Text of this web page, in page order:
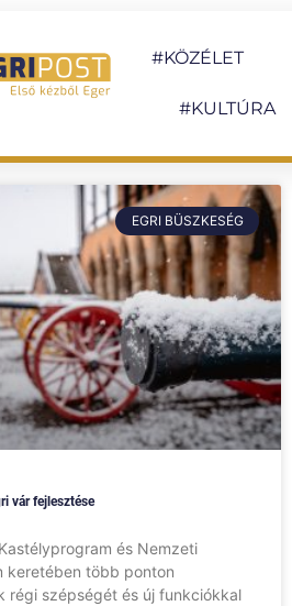
#KÖZÉLET
#KULTÚRA
EGRI BÜSZKESÉG
vár fejlesztése
és Nemzeti
keretében több ponton
régi szépségét és új funkciókkal